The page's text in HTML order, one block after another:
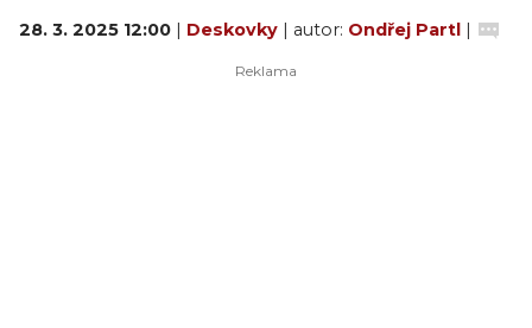
28. 3. 2025 12:00 | Deskovky | autor: Ondřej Partl |